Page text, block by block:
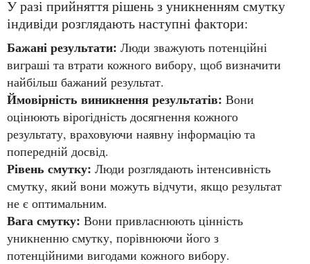
У разі прийняття рішень з уникненням смутку
індивіди розглядають наступні фактори:
Бажані результати: Люди зважують потенційні
виграші та втрати кожного вибору, щоб визначити
найбільш бажаний результат.
Ймовірність виникнення результатів: Вони
оцінюють вірогідність досягнення кожного
результату, враховуючи наявну інформацію та
попередній досвід.
Рівень смутку: Люди розглядають інтенсивність
смутку, який вони можуть відчути, якщо результат
не є оптимальним.
Вага смутку: Вони привласнюють цінність
уникненню смутку, порівнюючи його з
потенційними вигодами кожного вибору.